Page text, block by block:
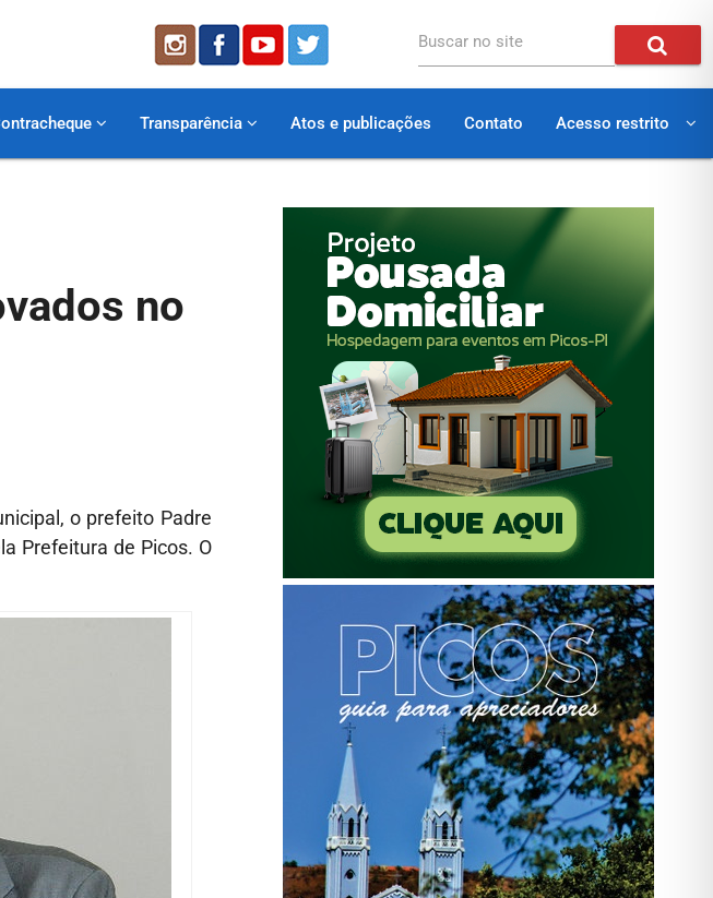
Buscar no site
Transparência Atos e publicações Contato Acesso restrito
no
o prefeito Padre
Prefeitura de Picos. O